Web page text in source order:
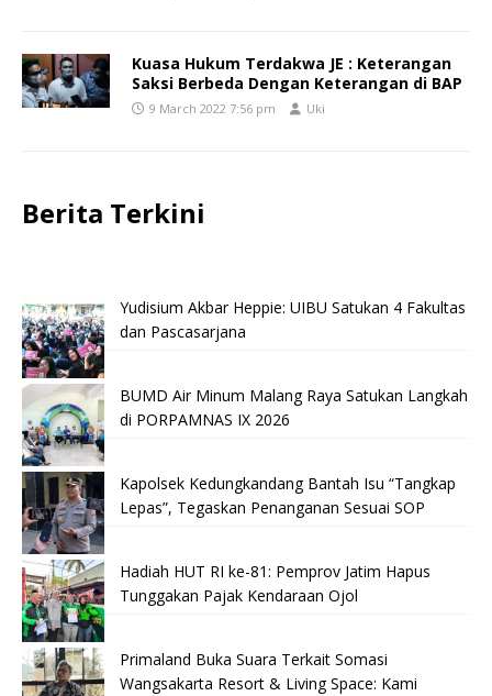
Kuasa Hukum Terdakwa JE : Keterangan
Saksi Berbeda Dengan Keterangan di BAP
9 March 2022 7:56 pm Uki
Berita Terkini
Yudisium Akbar Heppie: UIBU Satukan 4 Fakultas
dan Pascasarjana
BUMD Air Minum Malang Raya Satukan Langkah
di PORPAMNAS IX 2026
Kapolsek Kedungkandang Bantah Isu “Tangkap
Lepas”, Tegaskan Penanganan Sesuai SOP
Hadiah HUT RI ke-81: Pemprov Jatim Hapus
Tunggakan Pajak Kendaraan Ojol
Primaland Buka Suara Terkait Somasi
Wangsakarta Resort & Living Space: Kami